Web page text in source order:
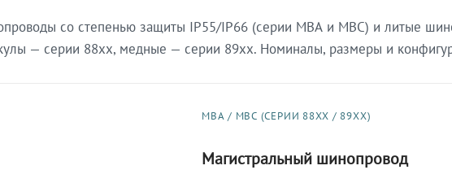
со степенью защиты IP55/IP66 (серии МВА и МВС) и литые
— серии 88xx, медные — серии 89xx. Номиналы, размеры и
МВА / МВС (СЕРИИ 88XX / 89XX)
Магистральный шинопровод